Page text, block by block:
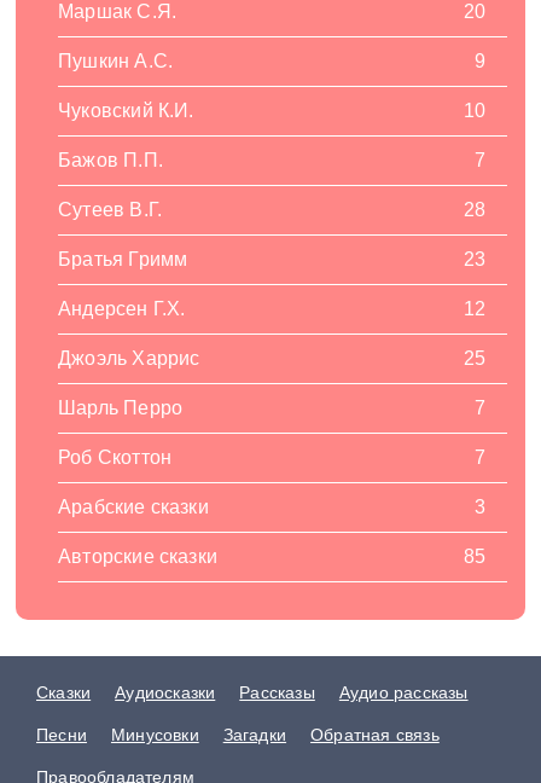
Маршак С.Я. 20
Пушкин А.С. 9
Чуковский К.И. 10
Бажов П.П. 7
Сутеев В.Г. 28
Братья Гримм 23
Андерсен Г.Х. 12
Джоэль Харрис 25
Шарль Перро 7
Роб Скоттон 7
Арабские сказки 3
Авторские сказки 85
Сказки Аудиосказки Рассказы Аудио рассказы
Песни Минусовки Загадки Обратная связь
Правообладателям